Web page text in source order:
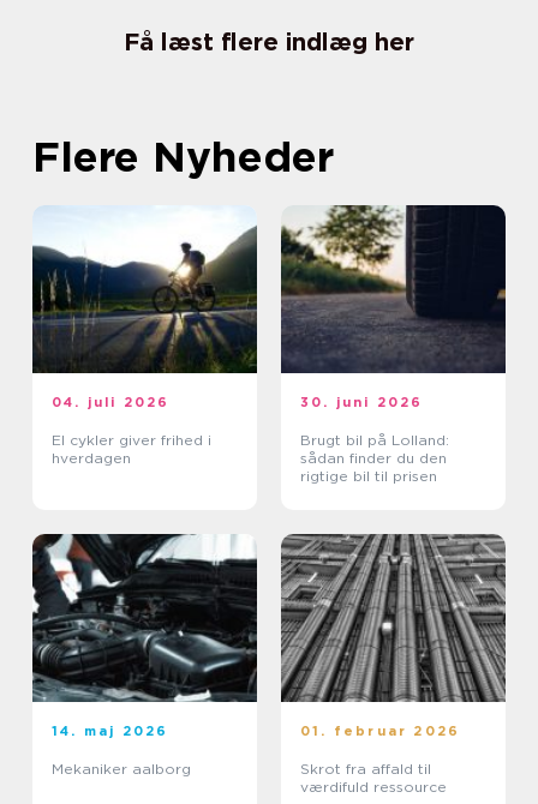
Få læst flere indlæg her
Flere Nyheder
04. juli 2026
El cykler giver frihed i
hverdagen
30. juni 2026
Brugt bil på Lolland:
sådan finder du den
rigtige bil til prisen
14. maj 2026
Mekaniker aalborg
01. februar 2026
Skrot fra affald til
værdifuld ressource